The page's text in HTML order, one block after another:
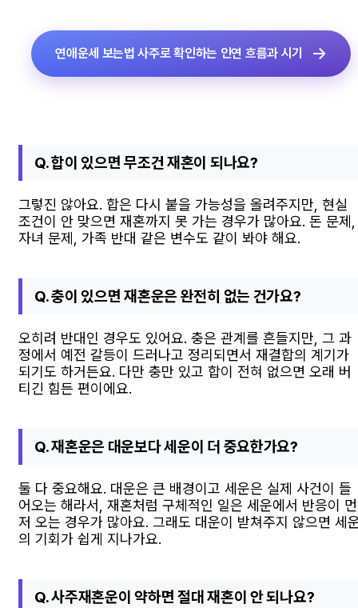
연애운세 보는법 사주로 확인하는 인연 흐름과 시기
Q. 합이 있으면 무조건 재혼이 되나요?
그렇진 않아요. 합은 다시 붙을 가능성을 올려주지만, 현실
조건이 안 맞으면 재혼까지 못 가는 경우가 많아요. 돈 문제,
자녀 문제, 가족 반대 같은 변수도 같이 봐야 해요.
Q. 충이 있으면 재혼운은 완전히 없는 건가요?
오히려 반대인 경우도 있어요. 충은 관계를 흔들지만, 그 과
정에서 예전 갈등이 드러나고 정리되면서 재결합의 계기가
되기도 하거든요. 다만 충만 있고 합이 전혀 없으면 오래 버
티긴 힘든 편이에요.
Q. 재혼운은 대운보다 세운이 더 중요한가요?
둘 다 중요해요. 대운은 큰 배경이고 세운은 실제 사건이 들
어오는 해라서, 재혼처럼 구체적인 일은 세운에서 반응이 먼
저 오는 경우가 많아요. 그래도 대운이 받쳐주지 않으면 세
의 기회가 쉽게 지나가요.
Q. 사주재혼운이 약하면 절대 재혼이 안 되나요?